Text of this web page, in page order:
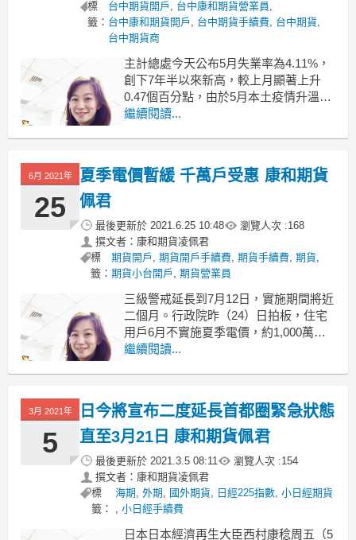
標
籤：
台中期貨開戶 , 台中康和期貨營業員,
台中康和期貨開戶 , 台中期貨手續費, 台中期貨,
台中期貨商
主計總處今天公布5月失業率為4.11%，
創下7年半以來新高，較上月顯著上升
0.47個百分點，由於5月本土疫情升溫至
全國三級警戒，衝擊民生服務業等產
受衝擊。
根據主計總處調查，5月就業人數為
繼續閱讀...
6月 2021年
25
夏季電價暫緩 千萬戶受惠 康和期貨
佩君
最後更新於 2021.6.25 10:48 瀏覽人次 :168
撰文者：康和期貨凌佩君
標
籤：
期貨開戶 , 期貨開戶手續費, 期貨手續費, 期貨,
期貨小台開戶 , 期貨營業員
三級警戒延長到7月12日，實施期間將近
二個月。行政院昨（24）日拍板，住宅
用戶6月不實施夏季電價，約1,000萬戶
受惠；服務業、農業電費得以減免，最
電將短收約61億元。
行政院昨討論紓困4.0精進方案，針對夏
季電價減免，行
繼續閱讀...
3月 2021年
5
日今將宣布二度延長首都圈緊急狀態
直至3月21日 康和期貨佩君
最後更新於 2021.3.5 08:11 瀏覽人次 :154
撰文者：康和期貨凌佩君
標
籤：
海期,外期, 國外期貨, 日經225指數,小日經期貨
,小日經手續費
日本日本經濟再生大臣西村康稔周五（5